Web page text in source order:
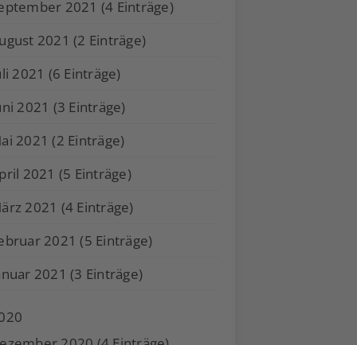
2021 (4 Einträge)
2021 (2 Einträge)
2021 (6 Einträge)
2021 (3 Einträge)
2021 (2 Einträge)
2021 (5 Einträge)
2021 (4 Einträge)
2021 (5 Einträge)
2021 (3 Einträge)